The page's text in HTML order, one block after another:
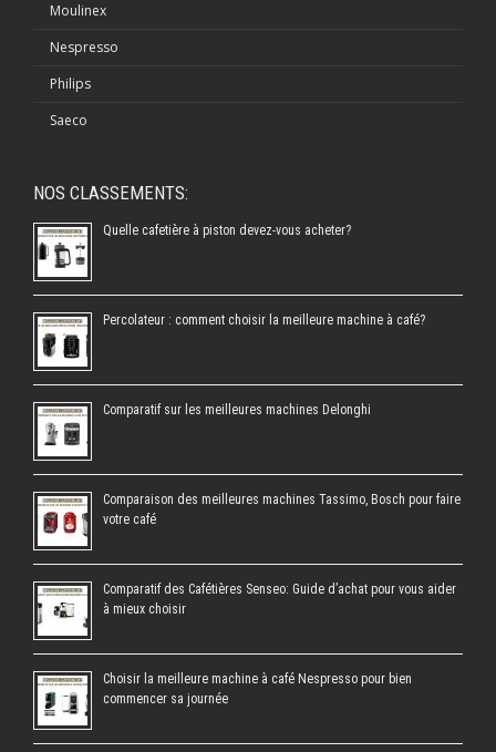
Moulinex
Nespresso
Philips
Saeco
NOS CLASSEMENTS:
Quelle cafetière à piston devez-vous acheter?
Percolateur : comment choisir la meilleure machine à café?
Comparatif sur les meilleures machines Delonghi
Comparaison des meilleures machines Tassimo, Bosch pour faire
votre café
Comparatif des Cafétières Senseo: Guide d’achat pour vous aider
à mieux choisir
Choisir la meilleure machine à café Nespresso pour bien
commencer sa journée